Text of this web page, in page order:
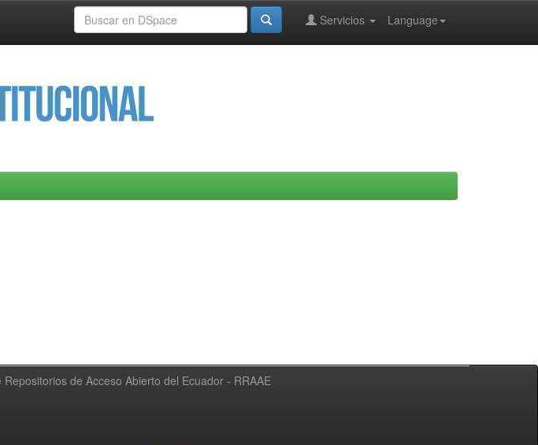
Language
Servicios
de Acceso Abierto del Ecuador - RRAAE